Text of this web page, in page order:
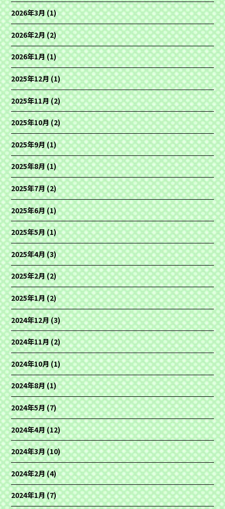
2026年3月(1)
2026年2月(2)
2026年1月(1)
2025年12月(1)
2025年11月(2)
2025年10月(2)
2025年9月(1)
2025年8月(1)
2025年7月(2)
2025年6月(1)
2025年5月(1)
2025年4月(3)
2025年2月(2)
2025年1月(2)
2024年12月(3)
2024年11月(2)
2024年10月(1)
2024年8月(1)
2024年5月(7)
2024年4月(12)
2024年3月(10)
2024年2月(4)
2024年1月(7)